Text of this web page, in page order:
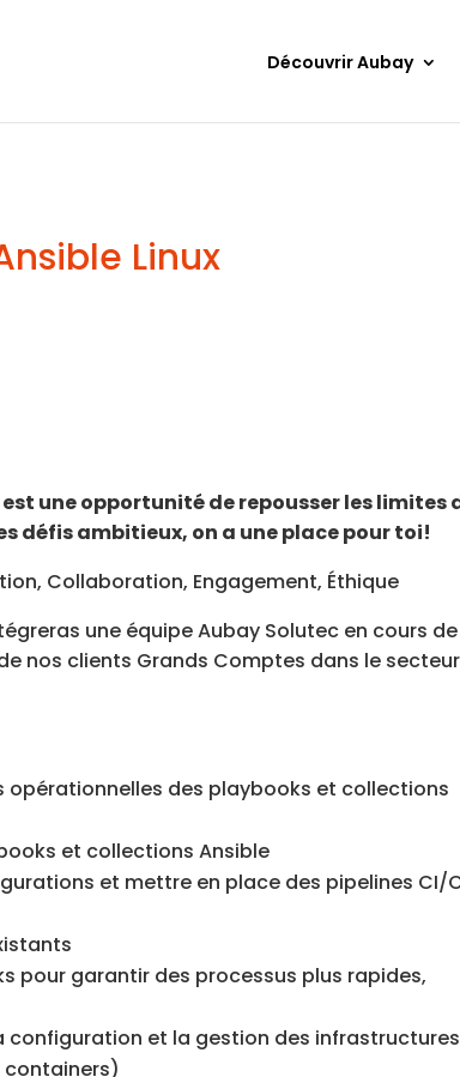
Découvrir Aubay
Linux
une opportunité de repousser les limites
défis ambitieux, on a une place pour toi!
Collaboration, Engagement, Éthique
une équipe Aubay Solutec en cours de
nos clients Grands Comptes dans le
opérationnelles des playbooks et collections
et collections Ansible
et mettre en place des pipelines CI/
pour garantir des processus plus rapides,
configuration et la gestion des infrastructures
containers)